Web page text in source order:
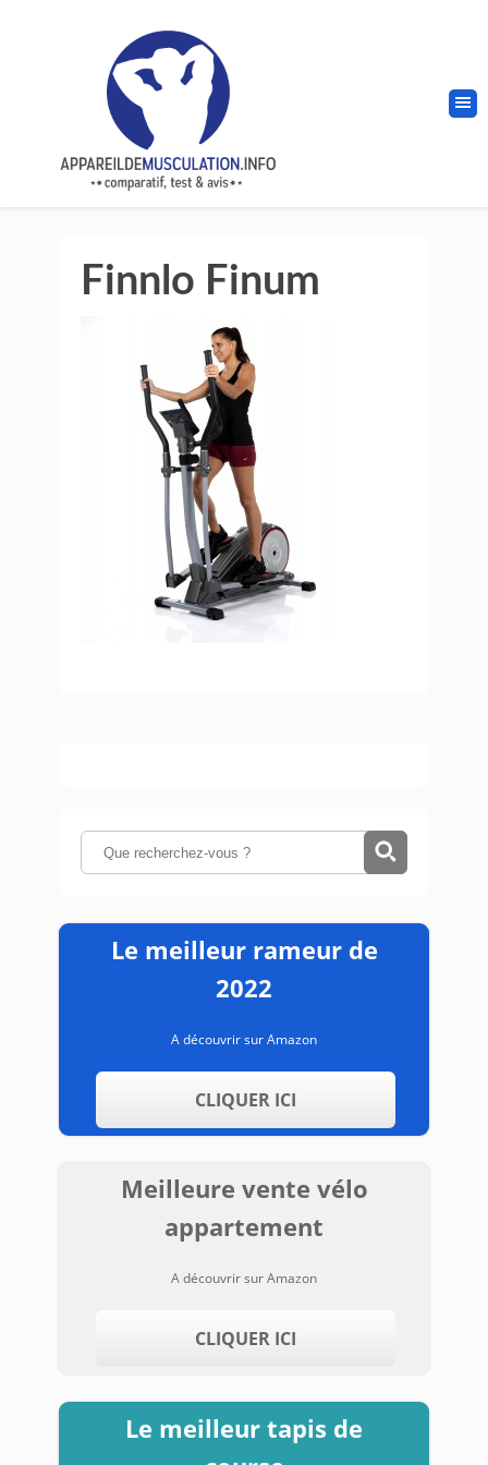
Finnlo Finum
Le meilleur rameur de
2022
A découvrir sur Amazon
CLIQUER ICI
Meilleure vente vélo
appartement
A découvrir sur Amazon
CLIQUER ICI
Le meilleur tapis de